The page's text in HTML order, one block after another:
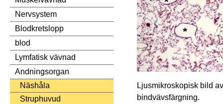
Nervsystem
Blodkretslopp
blod
Lymfatisk vävnad
Andningsorgan
Näshåla
Struphuvud
Ljusmikroskopisk bild
bindvävsfärgning.